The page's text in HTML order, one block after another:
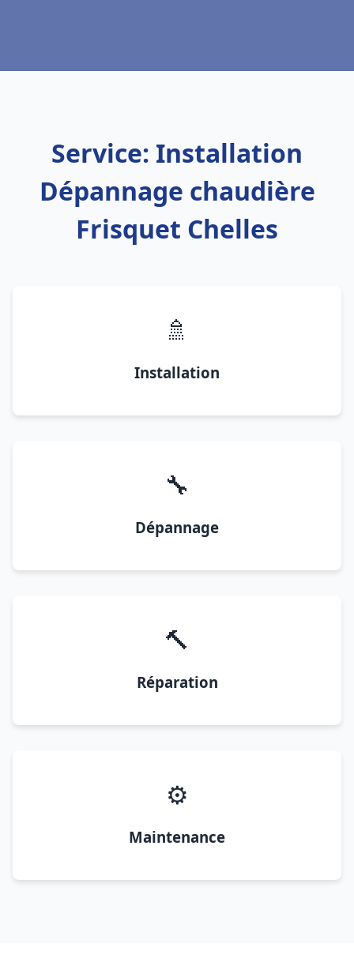
Service: Installation
Dépannage chaudière
Frisquet Chelles
🚿
Installation
🔧
Dépannage
🔨
Réparation
⚙️
Maintenance